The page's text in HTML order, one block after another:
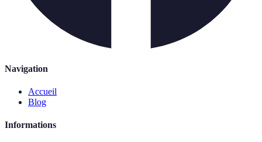
Navigation
Accueil
Blog
Informations